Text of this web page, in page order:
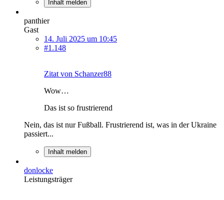
Inhalt melden
panthier
Gast
14. Juli 2025 um 10:45
#1.148
Zitat von Schanzer88
Wow…
Das ist so frustrierend
Nein, das ist nur Fußball. Frustrierend ist, was in der Ukraine
passiert...
Inhalt melden
donlocke
Leistungsträger